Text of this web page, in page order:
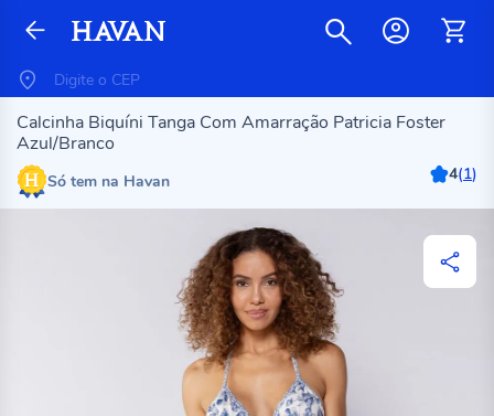
Calcinha Biquíni Tanga Com Amarração Patricia Foster
Azul/Branco
Só tem na Havan 4(1)